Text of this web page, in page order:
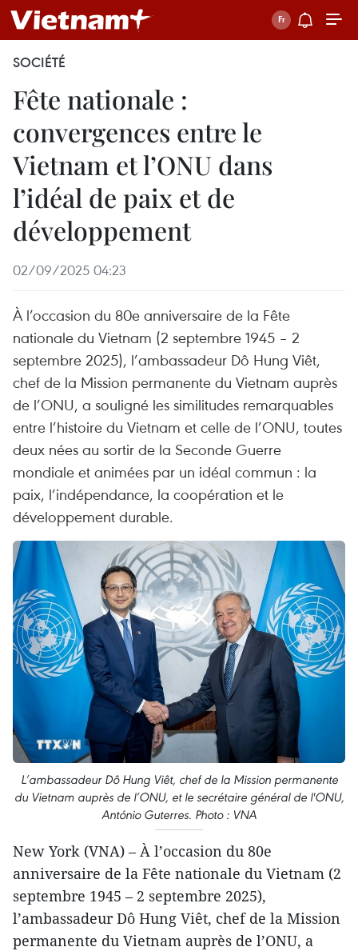
SOCIÉTÉ
Fête nationale :
convergences entre le
Vietnam et l’ONU dans
l’idéal de paix et de
développement
02/09/2025 04:23
À l’occasion du 80e anniversaire de la Fête
nationale du Vietnam (2 septembre 1945 – 2
septembre 2025), l’ambassadeur Dô Hung Viêt,
chef de la Mission permanente du Vietnam auprès
de l’ONU, a souligné les similitudes remarquables
entre l’histoire du Vietnam et celle de l’ONU, toutes
deux nées au sortir de la Seconde Guerre
mondiale et animées par un idéal commun : la
paix, l’indépendance, la coopération et le
développement durable.
L’ambassadeur Dô Hung Viêt, chef de la Mission permanente
du Vietnam auprès de l’ONU, et le secrétaire général de l'ONU,
António Guterres. Photo : VNA
New York (VNA) – À l’occasion du 80e
anniversaire de la Fête nationale du Vietnam (2
septembre 1945 – 2 septembre 2025),
l’ambassadeur Dô Hung Viêt, chef de la Mission
permanente du Vietnam auprès de l’ONU, a